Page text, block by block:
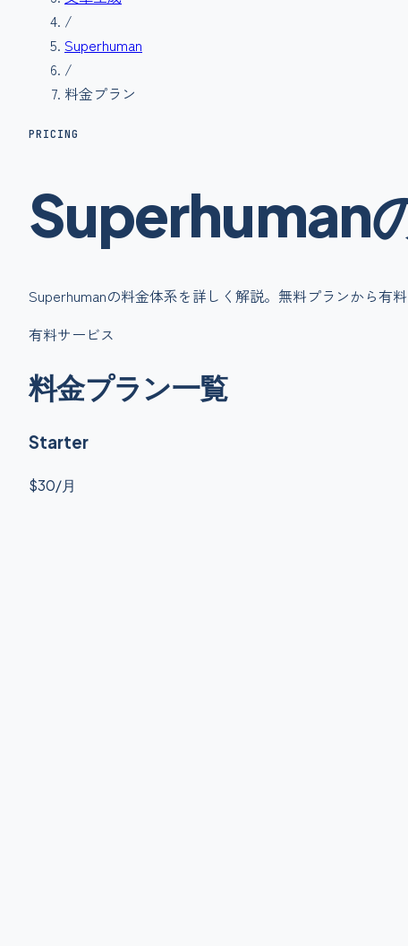
/
Superhuman
/
料金プラン
PRICING
Superhuman
Superhumanの料金体系を詳しく解説。無料プランから有
有料サービス
料金プラン一覧
Starter
$30/月